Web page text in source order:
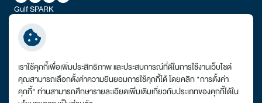
Gulf SPARK
ลิงก์ที่เกี่ยวข้อง:
รายงานผลการดําเนินงานตามมาตรฐานการให้บริการในการประกอบกิจการ
ไฟฟ้า
การติดต่อสำหรับคู่ค้า
เราใช้คุกกี้เพื่อเพิ่มประสิทธิภาพ และประสบการณ์ที่ดีในการใช้งานเว็บไซต์
คุณสามารถเลือกตั้งค่าความยินยอมการใช้คุกกี้ได้ โดยคลิก "การตั้งค่า
คุกกี้" ท่านสามารถศึกษารายละเอียดเพิ่มเติมเกี่ยวกับประเภทของคุกกี้ได้ใน